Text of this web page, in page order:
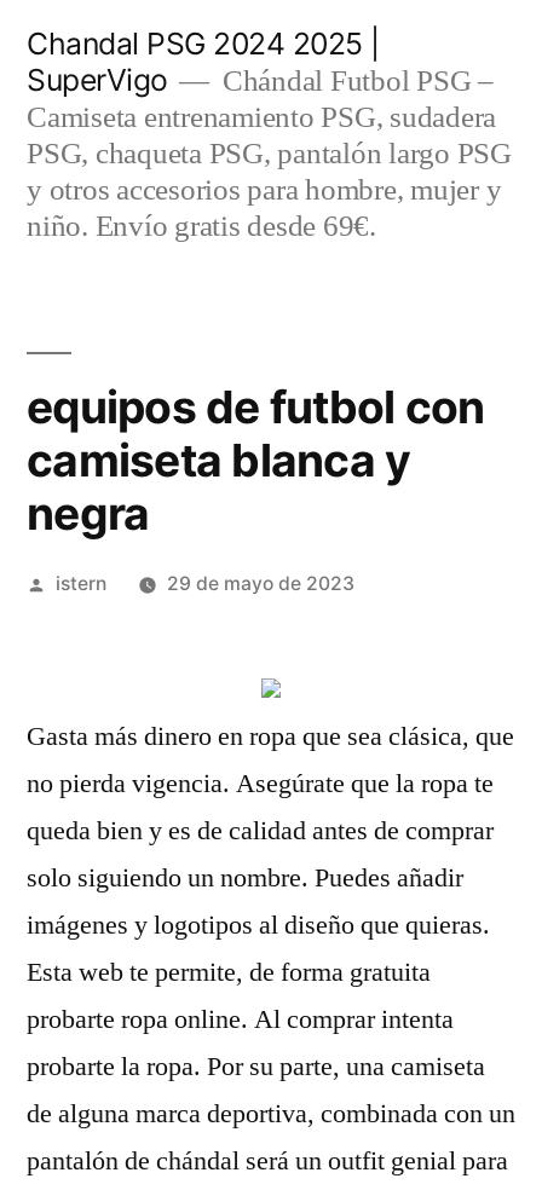
contenido
Chandal PSG 2024 2025 |
SuperVigo
Chándal Futbol PSG –
Camiseta entrenamiento PSG, sudadera
PSG, chaqueta PSG, pantalón largo PSG
y otros accesorios para hombre, mujer y
niño. Envío gratis desde 69€.
equipos de futbol con
camiseta blanca y
negra
Publicado
istern 29 de mayo de 2023
Gasta más dinero en ropa que sea clásica, que
no pierda vigencia. Asegúrate que la ropa te
queda bien y es de calidad antes de comprar
solo siguiendo un nombre. Puedes añadir
imágenes y logotipos al diseño que quieras.
Esta web te permite, de forma gratuita
probarte ropa online. Al comprar intenta
probarte la ropa. Por su parte, una camiseta
de alguna marca deportiva, combinada con un
pantalón de chándal será un outfit genial para